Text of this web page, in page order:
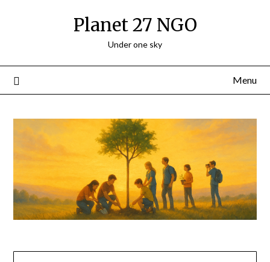
Planet 27 NGO
Under one sky
Menu